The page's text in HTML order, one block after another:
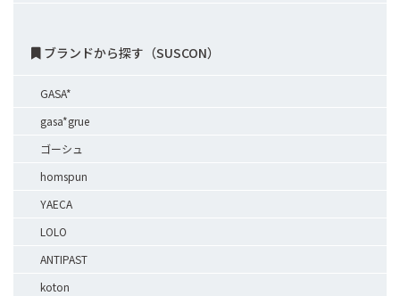
ブランドから探す（SUSCON）
GASA*
gasa*grue
ゴーシュ
homspun
YAECA
LOLO
ANTIPAST
koton